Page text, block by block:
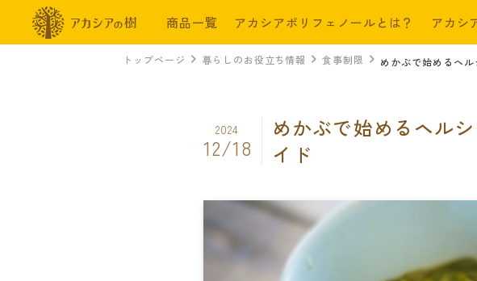
商品一覧 アカシアポリフェノールとは？ アカシ
トップページ 暮らしのお役立ち情報 食事制限 めかぶで始めるヘ
めかぶで始めるヘル
イド
2024
12/18